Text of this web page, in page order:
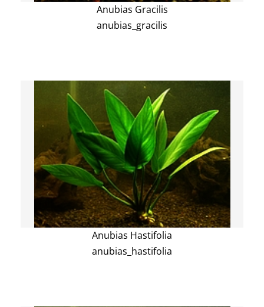
Anubias Gracilis
anubias_gracilis
Anubias Hastifolia
anubias_hastifolia